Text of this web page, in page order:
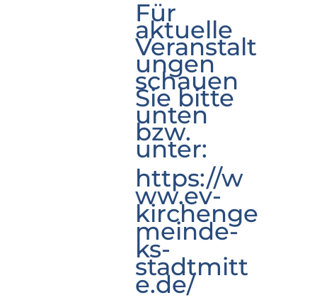
Für
aktuelle
Veranstalt
ungen
schauen
Sie bitte
unten
bzw.
unter:
https://w
ww.ev-
kirchenge
meinde-
ks-
stadtmitt
e.de/